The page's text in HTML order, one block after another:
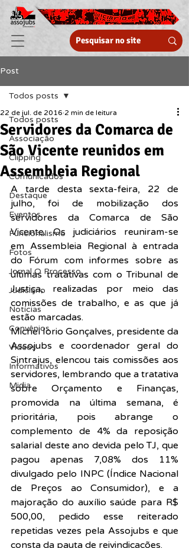
Post
Todos posts
Associação
Clipping
Comunicados
Destaque
Eventos
Funcionalismo
Fotos
Jornal O Processo
Judiciário
Notícias
Convênios
Vídeos
Informativos
Midia
Todos posts
Servidores da Comarca de
São Vicente reunidos em
Assembleia Regional
22 de jul. de 2016 2 min de leitura
A tarde desta sexta-feira, 22 de
julho, foi de mobilização dos
servidores da Comarca de São
Vicente. Os judiciários reuniram-se
em Assembleia Regional à entrada
do Fórum com informes sobre as
últimas tratativas com o Tribunal de
Justiça, realizadas por meio das
comissões de trabalho, e as que já
estão marcadas.
Michel Iorio Gonçalves, presidente da
Assojubs e coordenador geral do
Sintrajus, elencou tais comissões aos
servidores, lembrando que a tratativa
sobre Orçamento e Finanças,
promovida na última semana, é
prioritária, pois abrange o
complemento de 4% da reposição
salarial deste ano devida pelo TJ, que
pagou apenas 7,08% dos 11%
divulgado pelo INPC (Índice Nacional
de Preços ao Consumidor), e a
majoração do auxílio saúde para R$
500,00, pedido esse reiterado
repetidas vezes pela Assojubs e que
consta da pauta de reivindicações.